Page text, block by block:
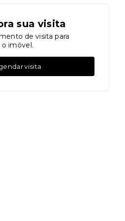
sua visita
de visita para
imóvel.
visita